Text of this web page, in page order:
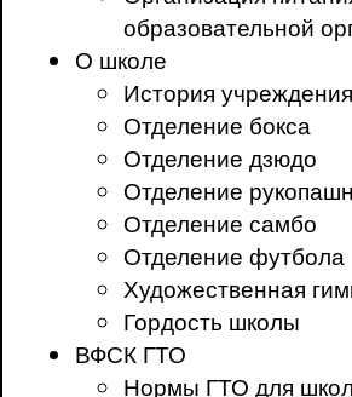
образовательной
О школе
История учреждения
Отделение бокса
Отделение дзюдо
Отделение
Отделение самбо
Отделение футбола
Художественная
Гордость школы
ВФСК ГТО
Нормы ГТО для